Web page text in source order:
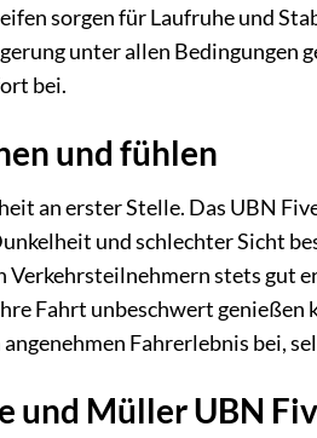
sorgen für Laufruhe und
unter allen
bei.
und fühlen
an erster Stelle. Das UBN
und schlechter Sicht
Verkehrsteilnehmern stets
Fahrt unbeschwert genießen
Fahrerlebnis bei,
und Müller UBN